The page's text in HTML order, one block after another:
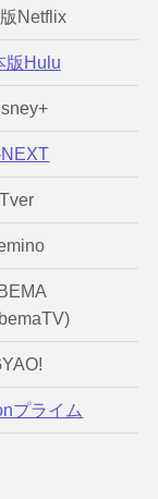
Netflix
版Hulu
Tver
プライム